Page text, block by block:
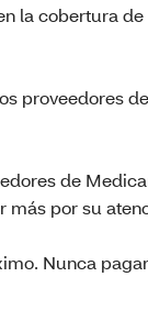
la cobertura de
proveedores
de
más por su
Nunca